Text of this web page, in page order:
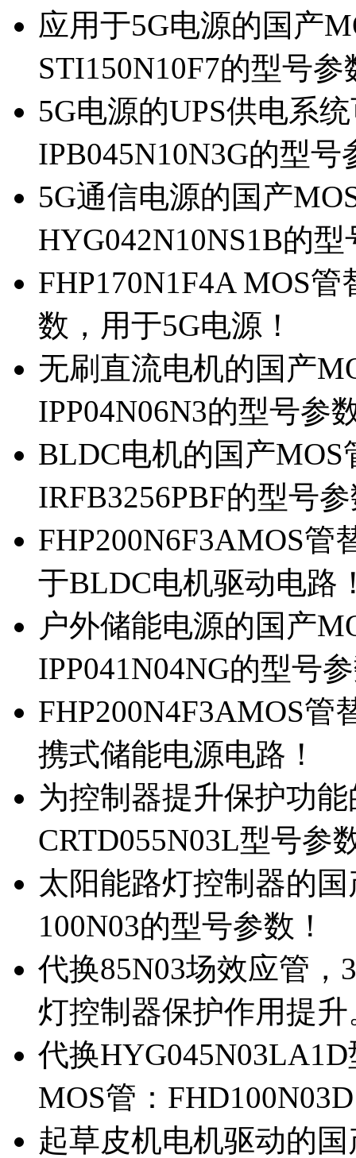
应用于5G电源的国产
STI150N10F7的型号参
5G电源的UPS供电系
IPB045N10N3G的型号
5G通信电源的国产
HYG042N10NS1B的
FHP170N1F4A MOS
数，用于5G电源！
无刷直流电机的国产
IPP04N06N3的型号参
BLDC电机的国产MOS
IRFB3256PBF的型号
FHP200N6F3AMOS管
于BLDC电机驱动电路
户外储能电源的国产
IPP041N04NG的型号
FHP200N4F3AMOS管
携式储能电源电路！
为控制器提升保护功
CRTD055N03L型号参
太阳能路灯控制器的
100N03的型号参数！
代换85N03场效应管
灯控制器保护作用提升
代换
MOS管：
起草皮机电机驱动的